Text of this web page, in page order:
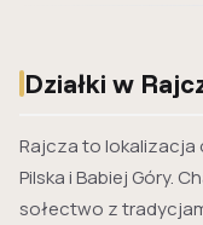
Działki w
Rajcza to lokalizacja
Pilska i Babiej Góry.
sołectwo z